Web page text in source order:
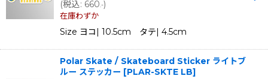
(税込: 660.-)
在庫わずか
Size ヨコ| 10.5cm タテ| 4.5cm
Polar Skate / Skateboard Sticker ライトブ
ルー ステッカー [PLAR-SKTE LB]